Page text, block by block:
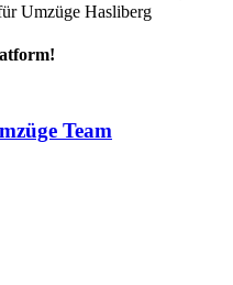
Umzüge Hasliberg
Team